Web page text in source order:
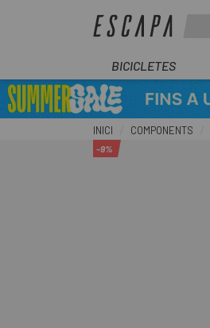
BICICLETES
INICI COMPONENTS
-9%